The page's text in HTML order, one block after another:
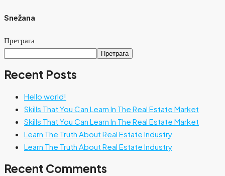
Snežana
Претрага
Претрага
Recent Posts
Hello world!
Skills That You Can Learn In The Real Estate Market
Skills That You Can Learn In The Real Estate Market
Learn The Truth About Real Estate Industry
Learn The Truth About Real Estate Industry
Recent Comments